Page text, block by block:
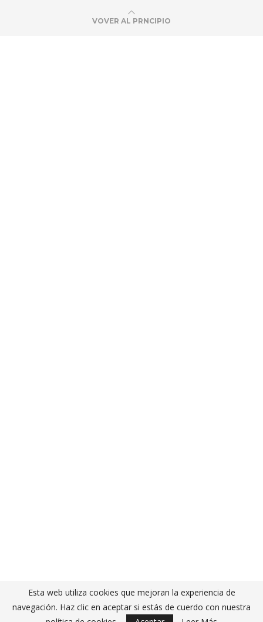
VOVER AL PRNCIPIO
Esta web utiliza cookies que mejoran la experiencia de
navegación. Haz clic en aceptar si estás de cuerdo con nuestra